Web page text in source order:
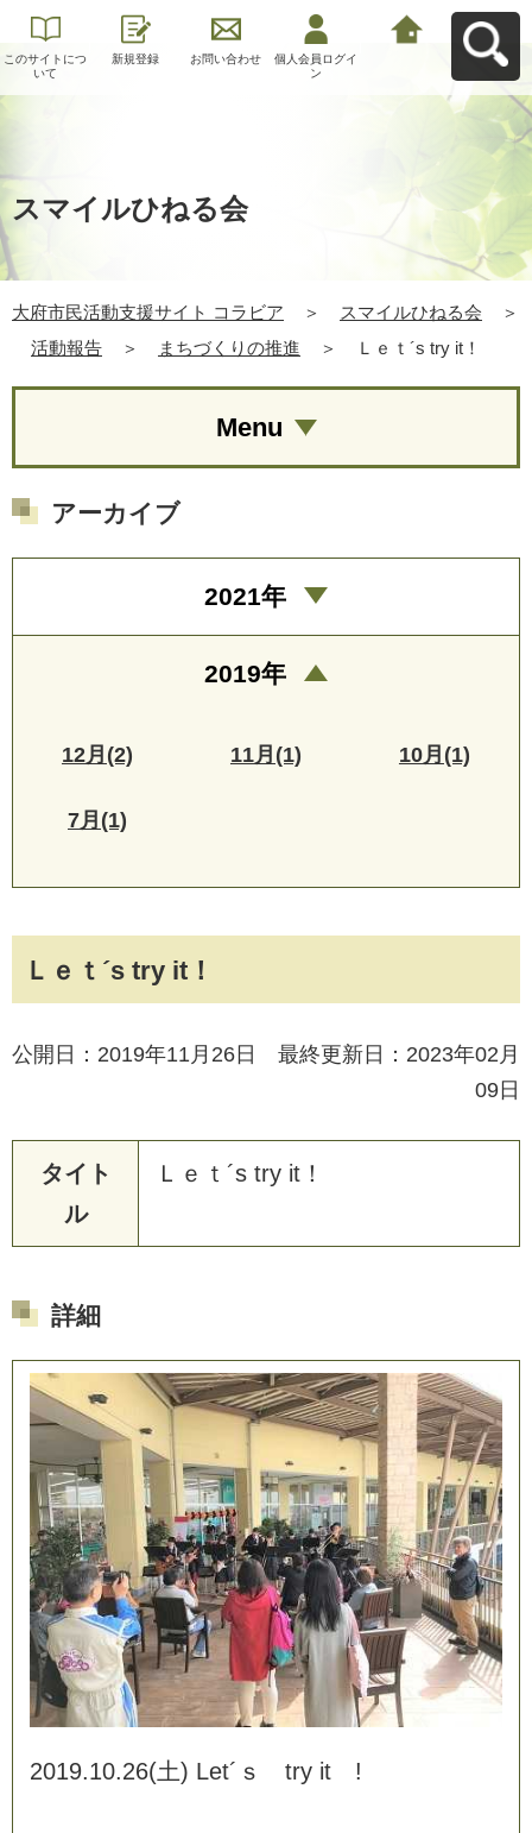
このサイトにつ
いて
新規登録 お問い合わせ
個人会員ログイ
ン
スマイルひねる会
大府市民活動支援サイト コラビア ＞ スマイルひねる会
＞
活動報告
＞ まちづくりの推進 ＞ Ｌｅｔ´s try it！
Ｌｅｔ´s try it！
公開日：2019年11月26日 最終更新日：2023年02月
09日
タイト
ル
Ｌ ｅ ｔ ´s try it ！
詳細
2019.10.26(土) Let´ ｓ try it !
Menu
アーカイブ
2021年
2019年
12月(2) 11月(1) 10月(1)
7月(1)